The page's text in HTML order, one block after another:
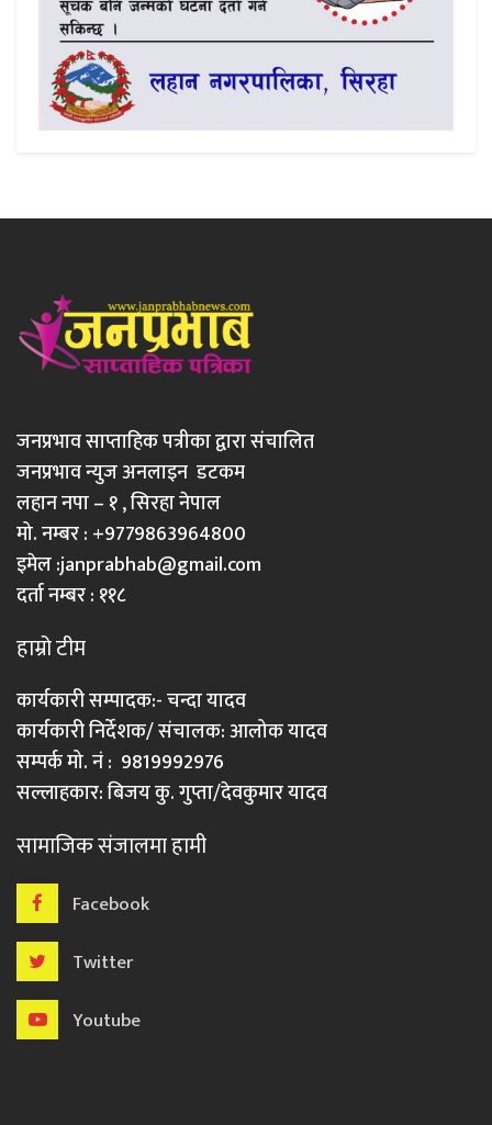
जनप्रभाव साप्ताहिक पत्रीका द्वारा संचालित
जनप्रभाव न्युज अनलाइन डटकम
लहान नपा – १ , सिरहा नेपाल
मो. नम्बर : +9779863964800
इमेल :janprabhab@gmail.com
दर्ता नम्बर : ११८
हाम्रो टीम
कार्यकारी सम्पादक:- चन्दा यादव
कार्यकारी निर्देशक/ संचालक: आलोक यादव
सम्पर्क मो. नं : 9819992976
सल्लाहकार: बिजय कु. गुप्ता/देवकुमार यादव
सामाजिक संजालमा हामी
Facebook
Twitter
Youtube